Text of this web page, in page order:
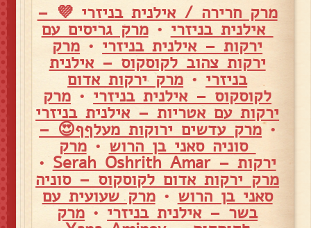
מרק חרירה / אילנית בניזרי 💜 –
אילנית בניזרי •מרק גריסים עם
ירקות – אילנית בניזרי • מרק
ירקות צהוב לקוסקוס – אילנית
בניזרי • מרק ירקות אדום
לקוסקוס – אילנית בניזרי • מרק
ירקות עם אטריות – אילנית בניזרי
•מרק עדשים ירוקות מעלףף😍 –
סוניה סאני בן הרוש •מרק
ירקות – Serah Oshrith Amar •
מרק ירקות אדום לקוסקוס – סוניה
סאני בן הרוש •מרק שעועית עם
בשר – אילנית בניזרי • מרק